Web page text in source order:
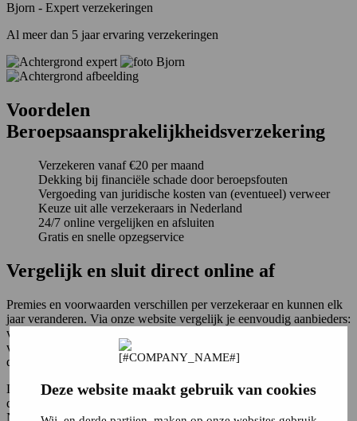
Deze website maakt gebruik van cookies
Bjorn - Expert verzekeringen
Al meer dan 5 jaar ervaring verzekeringen
Voordelen
Beroepsaansprakelijkheidsverzekering
Verzekeren vanaf €20 per maand
Dekking bij financiële schade door beroepsfouten
Vergoeding van juridische kosten van (eventueel) verweer
Keuze uit alle verzekeraars in Nederland
24/7 online vergelijken en afsluiten
Gratis en snelle opzegservice
Vergelijk en sluit direct online af
Premies en voorwaarden verschillen per verzekeraar en kunnen elk
jaar veranderen. Via onze website vergelijk je eenvoudig aanbieders:
vul je gegevens in en zie direct passende opties met premies en
voorwaarden. Zo betaal je niet te veel en weet je zeker dat de
dekking past bij jouw situatie.
Let op: de goedkoopste verzekering is niet altijd de beste. Kijk
daarom ook naar de voorwaarden. Heb je vragen of lukt het niet?
Neem dan gerustcontactmet ons op.